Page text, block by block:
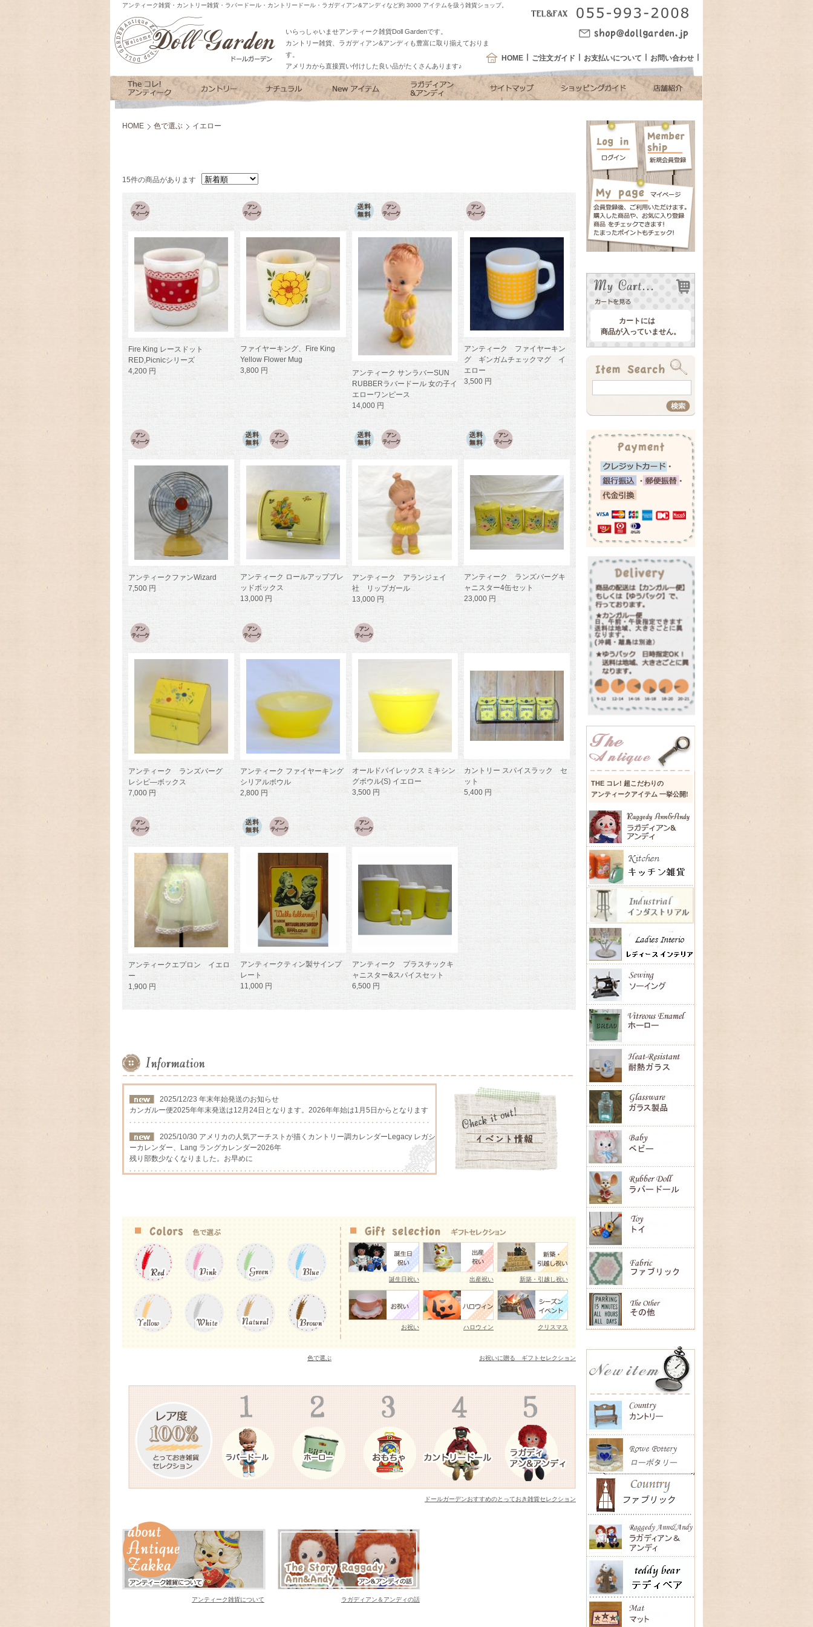
アンティーク雑貨・カントリー雑貨・ラバードール・カントリードール・ラガディアン&アンディなど約 3000 アイテムを扱う雑貨ショップ。
HOME ご注文ガイド お支払いについて お問い合わせ
いらっしゃいませアンティーク雑貨Doll Gardenです。
カントリー雑貨、ラガディアン&アンディも豊富に取り揃えておりま
す。
アメリカから直接買い付けした良い品がたくさんあります♪
HOME 色で選ぶ イエロー
15件の商品があります
Fire King レースドット
RED,Picnicシリーズ
4,200 円
ファイヤーキング、Fire King
Yellow Flower Mug
3,800 円
アンティーク サンラバーSUN
RUBBERラバードール 女の子イ
エローワンピース
14,000 円
アンティーク ファイヤーキン
グ ギンガムチェックマグ イ
エロー
3,500 円
アンティークファンWizard
7,500 円
アンティーク ロールアップブレ
ッドボックス
13,000 円
アンティーク アランジェイ
社 リップガール
13,000 円
アンティーク ランズバーグキ
ャニスター4缶セット
23,000 円
アンティーク ランズバーグ
レシピ―ボックス
7,000 円
アンティーク ファイヤーキング
シリアルボウル
2,800 円
オールドパイレックス ミキシン
グボウル(S) イエロー
3,500 円
カントリー スパイスラック セ
ット
5,400 円
アンティークエプロン イエロ
ー
1,900 円
アンティークティン製サインプ
レート
11,000 円
アンティーク プラスチックキ
ャニスター&スパイスセット
6,500 円
2025/12/23 年末年始発送のお知らせ
カンガルー便2025年年末発送は12月24日となります。2026年年始は1月5日からとなります
2025/10/30 アメリカの人気アーチストが描くカントリー調カレンダーLegacy レガシ
ーカレンダー、Lang ラングカレンダー2026年
残り部数少なくなりました。お早めに
ーカレンダー、Lang ラングカレンダー2026年予約販売開始いたしました。
数に限りが有りますので,お早めに
2025/03/17 ファイヤーキング、人気のギンガムチェック柄、ダイヤの原石をモチー
フに生まれたキンバリー、かわいいStrawberry Shortcakeのマグカップが入荷致しました。
2025/03/05 アンティークファイヤーキング、かわいいフラワーシリーズやFire King
を代表するパターン柄のレトロなストライプマグが入荷致しました。
2025/01/01 あけましておめでとうございます
2024/09/08 アメリカの人気アーチストが描くカントリー調カレンダーLegacy レガシ
ーカレンダー、Lang ラングカレンダー2025年入荷いたしました。
数に限りが有りますので,お早めに
2024/08/18 アメリカの人気アーティストが描くAmericanカントリーイラストのカレ
ンダーLang,Legacyの予約発売開始致しました
2024/06/18 とってもカントリーなペーパーボックスやブリキ缶、手書きアンティー
クキャニスターブラックが入荷しました
2024/02/06 とっても可愛いくてカントリーなデザインで壁掛けも出来るガーデンセ
ットとヴィンテージの可愛いオイルランプが入荷致しました
2024/01/01 あけましておめでとうございます
誕生日祝い 出産祝い 新築・引越し祝い
お祝い ハロウィン クリスマス
色で選ぶ お祝いに贈る ギフトセレクション
ドールガーデンおすすめのとっておき雑貨セレクション
アンティーク雑貨について ラガディアン＆アンディの話
カートには
商品が入っていません。
THE コレ! 超こだわりの
アンティークアイテム 一挙公開!